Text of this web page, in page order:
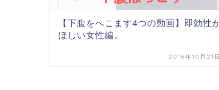
【下腹をへこます4つの動画】即効性
ほしい女性編。
2016年10月21